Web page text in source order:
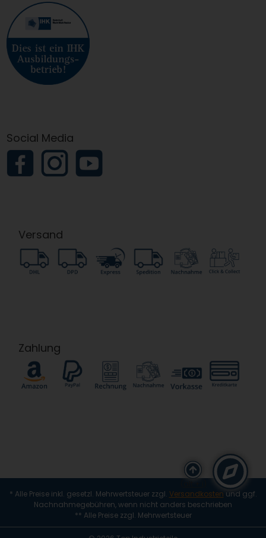
Social Media
Versand
Zahlung
* Alle Preise inkl. gesetzl. Mehrwertsteuer zzgl. Versandkosten und ggf.
Nachnahmegebühren, wenn nicht anders beschrieben
** Alle Preise zzgl. Mehrwertsteuer